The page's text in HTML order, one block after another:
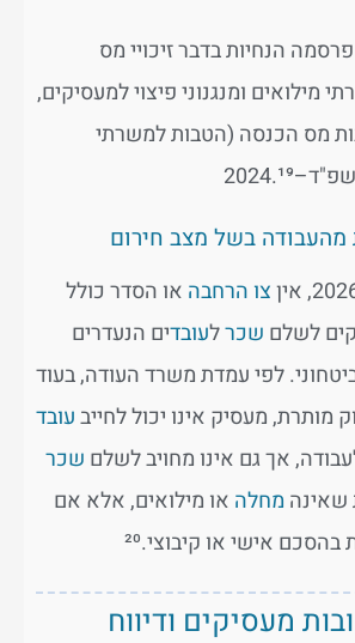
הנחיות בדבר זיכויי מס
מילואים ומנגנוני פיצוי למעסיקים,
מס הכנסה (הטבות למשרתי
צו הרחבה או הסדר כולל
לשלם שכרלעובדים הנעדרים
לפי עמדת משרד העודה, בעוד
מותרת, מעסיק אינו יכול לחייבעובד
אך גם אינו מחויב לשלם שכר
שאינה מחלה או מילואים, אלא אם
אישי או קיבוצי.²⁰
מעסיקים ודיווח